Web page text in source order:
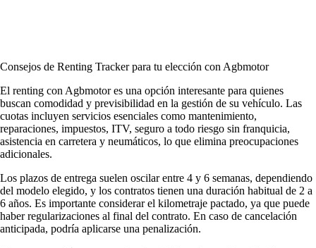
Consejos de Renting Tracker para tu elección con Agbmotor
El renting con Agbmotor es una opción interesante para quienes
buscan comodidad y previsibilidad en la gestión de su vehículo. Las
cuotas incluyen servicios esenciales como mantenimiento,
reparaciones, impuestos, ITV, seguro a todo riesgo sin franquicia,
asistencia en carretera y neumáticos, lo que elimina preocupaciones
adicionales.
Los plazos de entrega suelen oscilar entre 4 y 6 semanas, dependiendo
del modelo elegido, y los contratos tienen una duración habitual de 2 a
6 años. Es importante considerar el kilometraje pactado, ya que puede
haber regularizaciones al final del contrato. En caso de cancelación
anticipada, podría aplicarse una penalización.